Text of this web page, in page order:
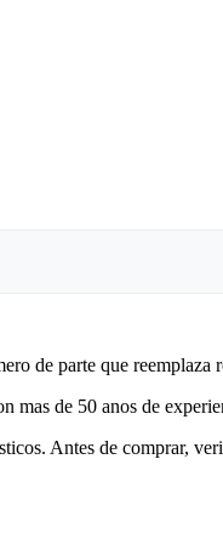
de parte que reemplaza
de 50 anos de
Antes de comprar,